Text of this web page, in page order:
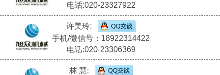
电话:020-23327922
许美玲:
手机/微信号：18922314422
电话:020-23306369
林 慧: